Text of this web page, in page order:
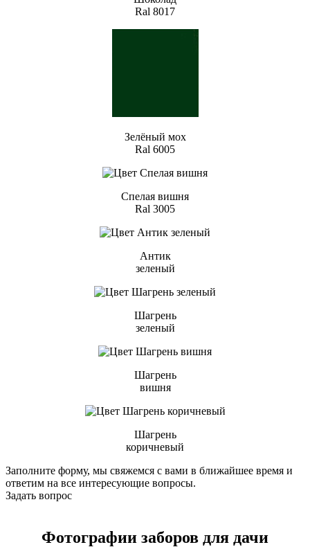
Ral 8017
Зелёный мох
Ral 6005
Спелая вишня
Ral 3005
Антик
зеленый
Шагрень
зеленый
Шагрень
вишня
Шагрень
коричневый
Заполните форму, мы свяжемся с вами в ближайшее время и
ответим на все интересующие вопросы.
Задать вопрос
Фотографии заборов для дачи